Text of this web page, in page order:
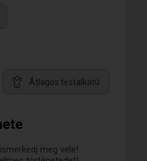
meg vele!
Átlagos testalkatú